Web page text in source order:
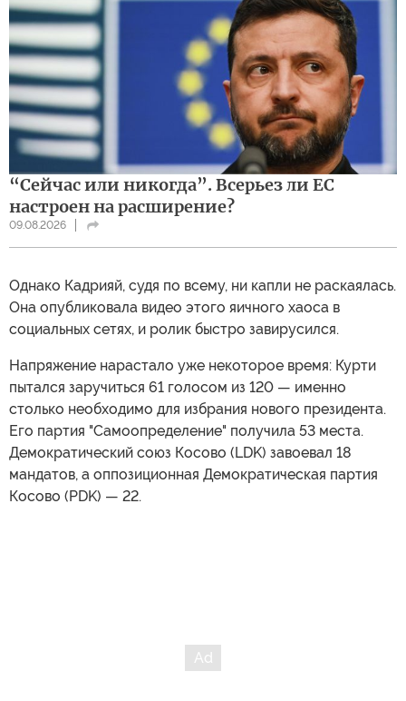
“Сейчас или никогда”. Всерьез ли ЕС
настроен на расширение?
09.08.2026
Однако Кадрияй, судя по всему, ни капли не раскаялась.
Она опубликовала видео этого яичного хаоса в
социальных сетях, и ролик быстро завирусился.
Напряжение нарастало уже некоторое время: Курти
пытался заручиться 61 голосом из 120 — именно
столько необходимо для избрания нового президента.
Его партия "Самоопределение" получила 53 места.
Демократический союз Косово (LDK) завоевал 18
мандатов, а оппозиционная Демократическая партия
Косово (PDK) — 22.